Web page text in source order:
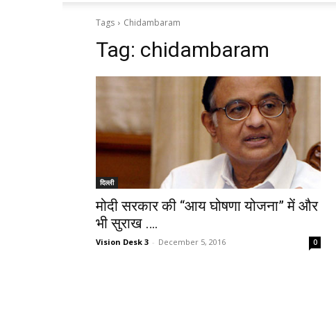
Tags Chidambaram
Tag: chidambaram
दिल्ली
मोदी सरकार की “आय घोषणा योजना” में और
भी सुराख ….
Vision Desk 3 - December 5, 2016 0